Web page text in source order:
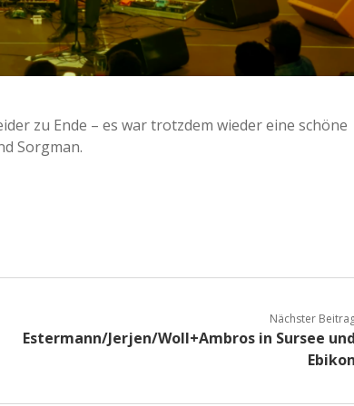
zu Ende – es war trotzdem wieder eine schöne
Sorgman.
Nächster
Estermann/Jerjen/Woll+Ambros in Sursee und
Ebikon